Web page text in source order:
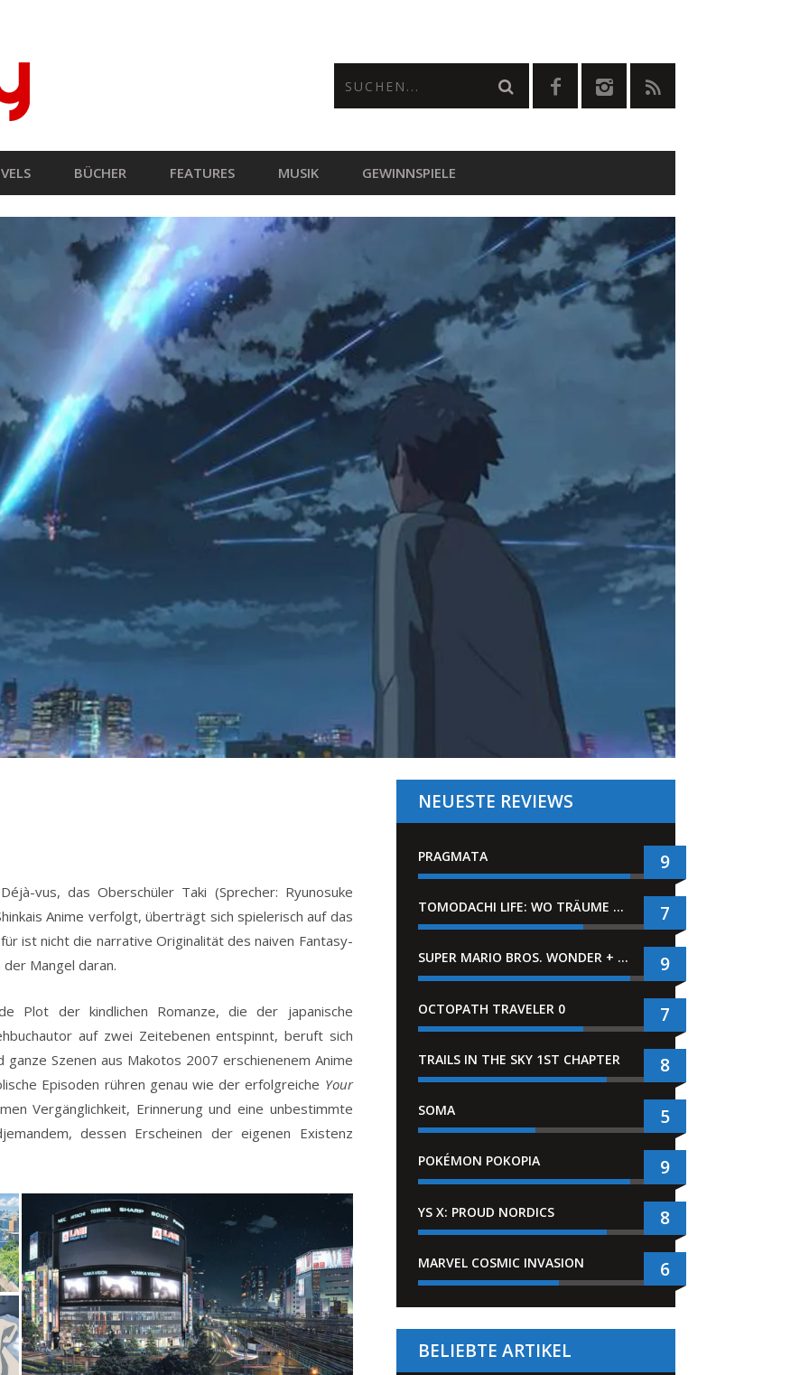
BÜCHER FEATURES MUSIK GEWINNSPIELE
vus, das Oberschüler Taki (Sprecher: Ryunosuke
Anime verfolgt, überträgt sich spielerisch auf das
ist nicht die narrative Originalität des naiven Fantasy-
Mangel daran.
Plot der kindlichen Romanze, die der japanische
auf zwei Zeitebenen entspinnt, beruft sich
Szenen aus Makotos 2007 erschienenem Anime
Episoden rühren genau wie der erfolgreiche Your
Vergänglichkeit, Erinnerung und eine unbestimmte
dessen Erscheinen der eigenen Existenz
NEUESTE REVIEWS
PRAGMATA 9
TOMODACHI LIFE: WO TRÄUME WAHR WERDEN 7
SUPER MARIO BROS. WONDER + GEMEINSAM IM BELLABEL-PARK 9
OCTOPATH TRAVELER 0 7
TRAILS IN THE SKY 1ST CHAPTER 8
SOMA 5
POKÉMON POKOPIA 9
YS X: PROUD NORDICS 8
MARVEL COSMIC INVASION 6
BELIEBTE ARTIKEL